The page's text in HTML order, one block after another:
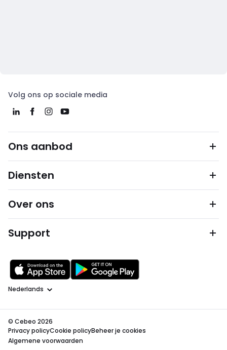
Volg ons op sociale media
Ons aanbod
Diensten
Over ons
Support
Taal
© Cebeo 2026
Privacy policyCookie policyBeheer je cookies
Algemene voorwaarden